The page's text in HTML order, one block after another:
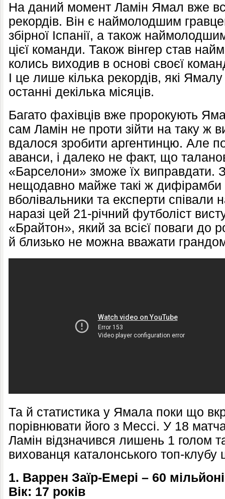
На даний момент Ламін Ямал вже
рекордів. Він є наймолодшим
збірної Іспанії, а також
цієї команди. Також вінгер став
колись виходив в основі своєї
І це лише кілька рекордів, які
останні декілька місяців.
Багато фахівців вже пророкують
сам Ламін не проти зійти на таку ж
вдалося зробити аргентинцю. Але
аванси, і далеко не факт, що
«Барселони» зможе їх виправдати.
нещодавно майже такі ж дифірамби
вболівальники та експерти співали
наразі цей 21-річний футболіст
«Брайтон», який за всієї поваги до
й близько не можна вважати
Та й статистика у Ямала поки що
порівнювати його з Мессі. У 18
Ламін відзначився лишень 1 голом
вихованця каталонського топ-
1. Варрен Заїр-Емері – 60
Вік: 17 років